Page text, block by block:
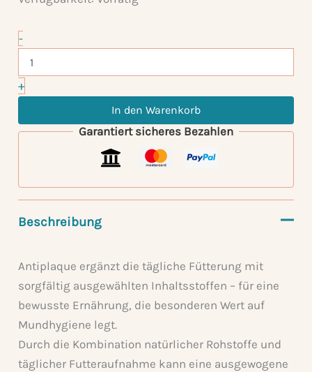
-Antiplaque
Menge
+
In den Warenkorb
Garantiert sicheres Bezahlen
Beschreibung
Antiplaque ergänzt die tägliche Fütterung mit
sorgfältig ausgewählten Inhaltsstoffen – für eine
bewusste Ernährung, die besonderen Wert auf
Mundhygiene legt.
Durch die Kombination natürlicher Rohstoffe und
täglicher Futteraufnahme kann eine ausgewogene